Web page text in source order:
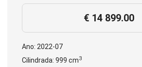
€ 14 899.00
Ano: 2022-07
Cilindrada: 999 cm3